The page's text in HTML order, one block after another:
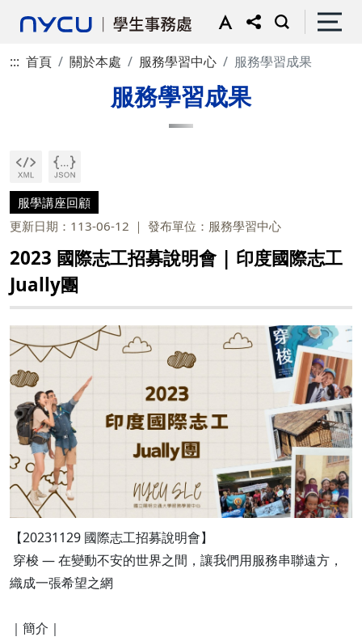
::: 首頁 關於本處 服務學習中心 服務學習成果
服務學習成果
服學講座回顧
更新日期：113-06-12
發布單位：服務學習中心
2023 國際志工招募說明會 | 印度國際志工
Jually團
【20231129 國際志工招募說明會】
穿梭 — 在變動不安的世界之間，讓我們用服務串聯遠方，
織成一張希望之網
｜簡介｜